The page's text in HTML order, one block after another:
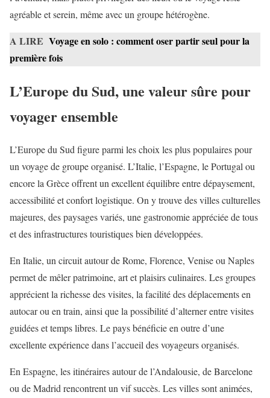
agréable et serein, même avec un groupe hétérogène.
A LIRE Voyage en solo : comment oser partir seul pour la
première fois
L’Europe du Sud, une valeur sûre pour
voyager ensemble
L’Europe du Sud figure parmi les choix les plus populaires pour
un voyage de groupe organisé. L’Italie, l’Espagne, le Portugal ou
encore la Grèce offrent un excellent équilibre entre dépaysement,
accessibilité et confort logistique. On y trouve des villes culturelles
majeures, des paysages variés, une gastronomie appréciée de tous
et des infrastructures touristiques bien développées.
En Italie, un circuit autour de Rome, Florence, Venise ou Naples
permet de mêler patrimoine, art et plaisirs culinaires. Les groupes
apprécient la richesse des visites, la facilité des déplacements en
autocar ou en train, ainsi que la possibilité d’alterner entre visites
guidées et temps libres. Le pays bénéficie en outre d’une
excellente expérience dans l’accueil des voyageurs organisés.
En Espagne, les itinéraires autour de l’Andalousie, de Barcelone
ou de Madrid rencontrent un vif succès. Les villes sont animées,